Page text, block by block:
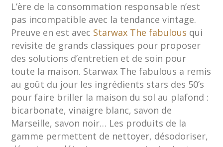
L’ère de la consommation responsable n’est
pas incompatible avec la tendance vintage.
Preuve en est avec Starwax The fabulous qui
revisite de grands classiques pour proposer
des solutions d’entretien et de soin pour
toute la maison. Starwax The fabulous a remis
au goût du jour les ingrédients stars des 50’s
pour faire briller la maison du sol au plafond :
bicarbonate, vinaigre blanc, savon de
Marseille, savon noir… Les produits de la
gamme permettent de nettoyer, désodoriser,